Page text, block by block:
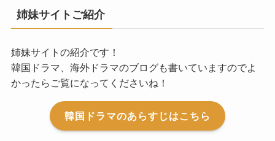
姉妹サイトご紹介
姉妹サイトの紹介です！
韓国ドラマ、海外ドラマのブログも書いていますのでよ
かったらご覧になってくださいね！
韓国ドラマのあらすじはこちら